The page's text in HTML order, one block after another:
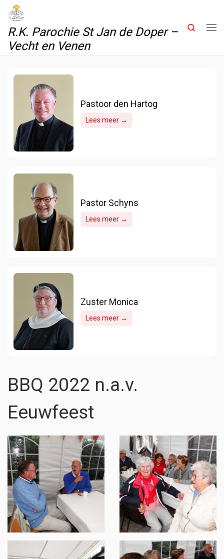
Skip to content
R.K. Parochie St Jan de Doper –
Vecht en Venen
Search
Pastoor den Hartog
Lees meer →
Pastor Schyns
Lees meer →
Zuster Monica
Lees meer →
BBQ 2022 n.a.v.
Eeuwfeest